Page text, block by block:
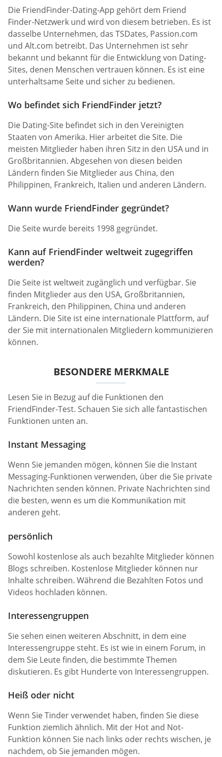
Die FriendFinder-Dating-App gehört dem Friend
Finder-Netzwerk und wird von diesem betrieben. Es ist
dasselbe Unternehmen, das TSDates, Passion.com
und Alt.com betreibt. Das Unternehmen ist sehr
bekannt und bekannt für die Entwicklung von Dating-
Sites, denen Menschen vertrauen können. Es ist eine
unterhaltsame Seite und sicher zu bedienen.
Wo befindet sich FriendFinder jetzt?
Die Dating-Site befindet sich in den Vereinigten
Staaten von Amerika. Hier arbeitet die Site. Die
meisten Mitglieder haben ihren Sitz in den USA und in
Großbritannien. Abgesehen von diesen beiden
Ländern finden Sie Mitglieder aus China, den
Philippinen, Frankreich, Italien und anderen Ländern.
Wann wurde FriendFinder gegründet?
Die Seite wurde bereits 1998 gegründet.
Kann auf FriendFinder weltweit zugegriffen
werden?
Die Seite ist weltweit zugänglich und verfügbar. Sie
finden Mitglieder aus den USA, Großbritannien,
Frankreich, den Philippinen, China und anderen
Ländern. Die Site ist eine internationale Plattform, auf
der Sie mit internationalen Mitgliedern kommunizieren
können.
BESONDERE MERKMALE
Lesen Sie in Bezug auf die Funktionen den
FriendFinder-Test. Schauen Sie sich alle fantastischen
Funktionen unten an.
Instant Messaging
Wenn Sie jemanden mögen, können Sie die Instant
Messaging-Funktionen verwenden, über die Sie private
Nachrichten senden können. Private Nachrichten sind
die besten, wenn es um die Kommunikation mit
anderen geht.
persönlich
Sowohl kostenlose als auch bezahlte Mitglieder können
Blogs schreiben. Kostenlose Mitglieder können nur
Inhalte schreiben. Während die Bezahlten Fotos und
Videos hochladen können.
Interessengruppen
Sie sehen einen weiteren Abschnitt, in dem eine
Interessengruppe steht. Es ist wie in einem Forum, in
dem Sie Leute finden, die bestimmte Themen
diskutieren. Es gibt Hunderte von Interessengruppen.
Heiß oder nicht
Wenn Sie Tinder verwendet haben, finden Sie diese
Funktion ziemlich ähnlich. Mit der Hot and Not-
Funktion können Sie nach links oder rechts wischen, je
nachdem, ob Sie jemanden mögen.